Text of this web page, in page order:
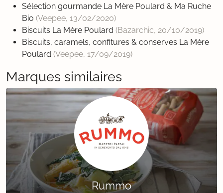
Sélection gourmande La Mère Poulard & Ma Ruche
Bio (Veepee, 13/02/2020)
Biscuits La Mère Poulard (Bazarchic, 20/10/2019)
Biscuits, caramels, confitures & conserves La Mère
Poulard (Veepee, 17/09/2019)
Marques similaires
Rummo